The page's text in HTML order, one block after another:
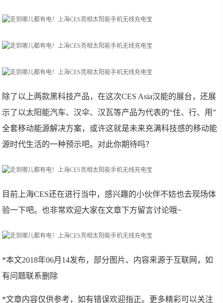
除了以上两款黑科技产品，在这次CES Asia汉能的展台，还展
示了以太阳能汽车、汉伞、汉瓦等产品为代表的“住、行、用”
全套移动能源解决方案，或许这就是未来充满科技感的移动能
源时代生活的一种预示吧。对此你期待吗？
目前上海CES还在进行当中，感兴趣的小伙伴不妨也去现场体
验一下吧。也非常欢迎大家在文章下方留言讨论哦~
*本文2018年06月14发布，部分图片、内容来源于互联网，如
有问题联系删除
*文章内容仅供参考，如有错误欢迎指正。更多精彩可以关注